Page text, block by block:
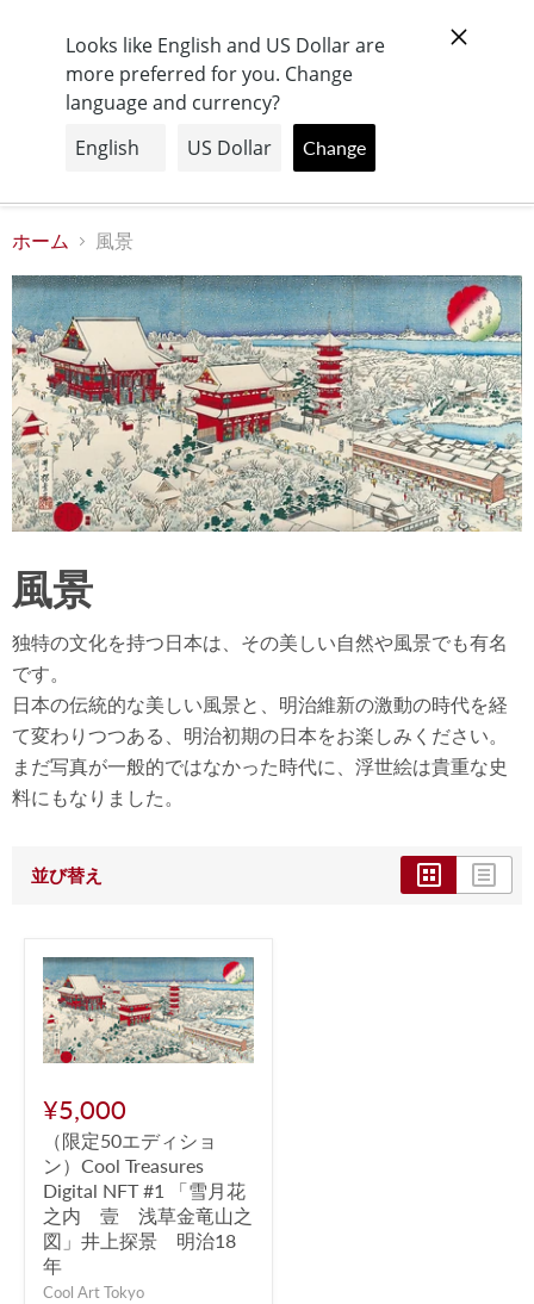
見
ホーム 風景
風景
独特の文化を持つ日本は、その美しい自然や風景でも有名
です。
日本の伝統的な美しい風景と、明治維新の激動の時代を経
て変わりつつある、明治初期の日本をお楽しみください。
まだ写真が一般的ではなかった時代に、浮世絵は貴重な史
料にもなりました。
並び替え
¥5,000
（限定50エディショ
ン）Cool Treasures
Digital NFT #1 「雪月花
之内 壹 浅草金竜山之
図」井上探景 明治18
年
Cool Art Tokyo
Looks like English and US Dollar are
more preferred for you. Change
language and currency?
Change